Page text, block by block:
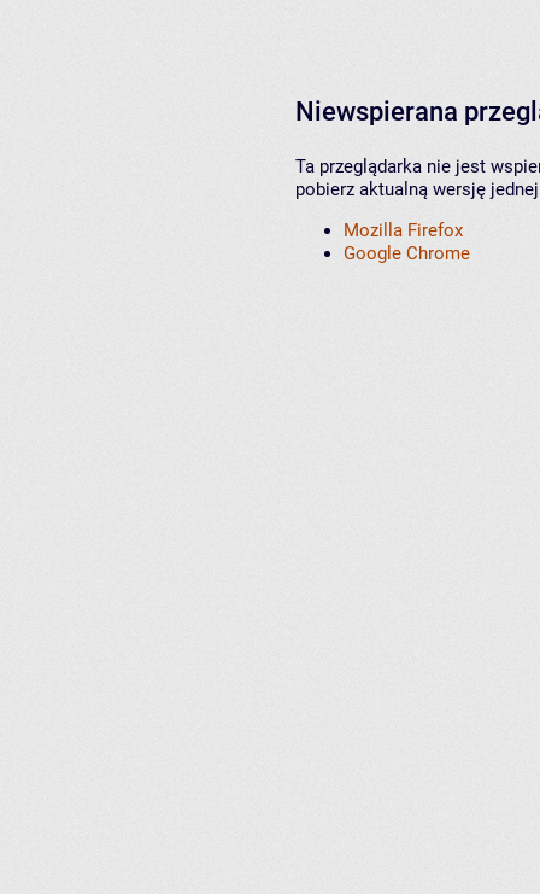
Niewspierana
Ta przeglądarka nie jest
pobierz aktualną wersję
Mozilla Firefox
Google Chrome